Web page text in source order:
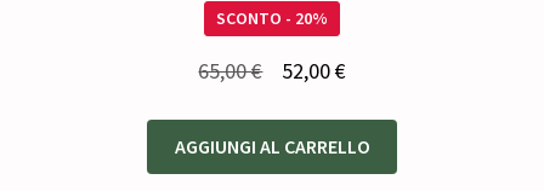
SCONTO - 20%
65,00€
originale
era:
52,00€Il
attuale
è:
AGGIUNGI AL CARRELLO